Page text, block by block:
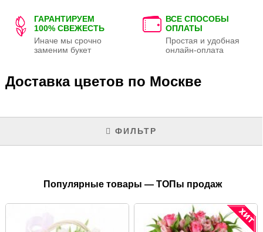
ГАРАНТИРУЕМ
100% СВЕЖЕСТЬ
Иначе мы срочно
заменим букет
ВСЕ СПОСОБЫ
ОПЛАТЫ
Простая и удобная
онлайн-оплата
Доставка цветов по Москве
ФИЛЬТР
Популярные товары — ТОПы продаж